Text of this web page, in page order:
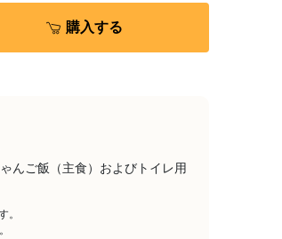
購入する
んご飯（主食）およびトイレ用
。